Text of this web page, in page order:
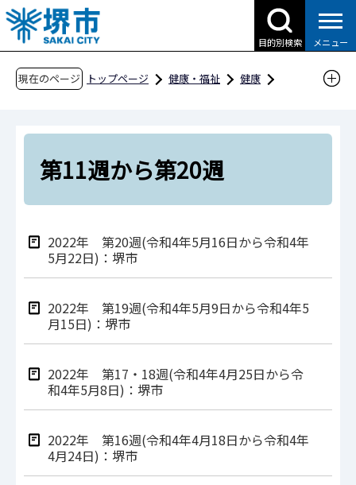
こ
の
ペ
目的別検索 メニュー
現在のページ トップページ 健康・福祉
健康
感染症の発生状況や統計資料等
感染症関連資料
感染症発生動向調査（週報）
2022年堺市内の感染症発生状況
第11週から第20週
第11週から第20週
2022年 第20週(令和4年5月16日から令和4年
5月22日)：堺市
2022年 第19週(令和4年5月9日から令和4年5
月15日)：堺市
2022年 第17・18週(令和4年4月25日から令
和4年5月8日)：堺市
2022年 第16週(令和4年4月18日から令和4年
4月24日)：堺市